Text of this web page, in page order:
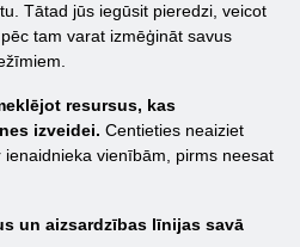
Tātad jūs iegūsit pieredzi, veicot
tam varat izmēģināt savus
resursus, kas
izveidei. Centieties neaiziet
vienībām, pirms neesat
un aizsardzības līnijas savā